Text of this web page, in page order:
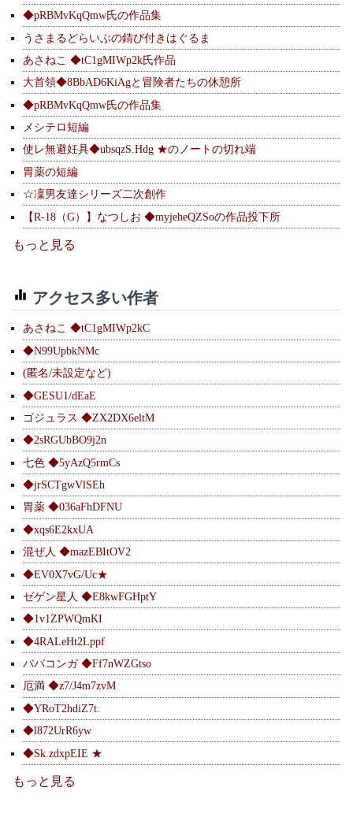
◆pRBMvKqQmw氏の作品集
うさまるどらいぶの錆び付きはぐるま
あさねこ ◆tC1gMIWp2k氏作品
大首領◆8BbAD6KiAgと冒険者たちの休憩所
◆pRBMvKqQmw氏の作品集
メシテロ短編
使レ無避妊具◆ubsqzS.Hdg ★のノートの切れ端
胃薬の短編
☆凜男友達シリーズ二次創作
【R-18（G）】なつしお ◆myjeheQZSoの作品投下所
もっと見る
アクセス多い作者
あさねこ ◆tC1gMIWp2kC
◆N99UpbkNMc
(匿名/未設定など)
◆GESU1/dEaE
ゴジュラス ◆ZX2DX6eltM
◆2sRGUbBO9j2n
七色 ◆5yAzQ5rmCs
◆jrSCTgwVlSEh
胃薬 ◆036aFhDFNU
◆xqs6E2kxUA
混ぜ人 ◆mazEBItOV2
◆EV0X7vG/Uc★
ゼゲン星人 ◆E8kwFGHptY
◆1v1ZPWQmKI
◆4RALeHt2Lppf
ババコンガ ◆Ff7nWZGtso
厄満 ◆z7/J4m7zvM
◆YRoT2hdiZ7t.
◆l872UrR6yw
◆Sk.zdxpEIE ★
もっと見る